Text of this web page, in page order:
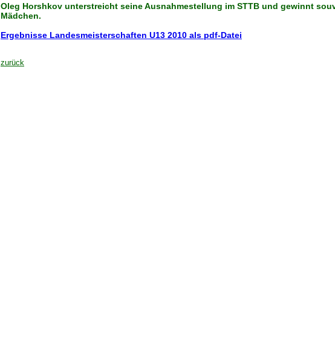
Oleg Horshkov unterstreicht seine Ausnahmestellung im STTB und gewinnt
Mädchen.
Ergebnisse Landesmeisterschaften U13 2010 als pdf-Datei
zurück